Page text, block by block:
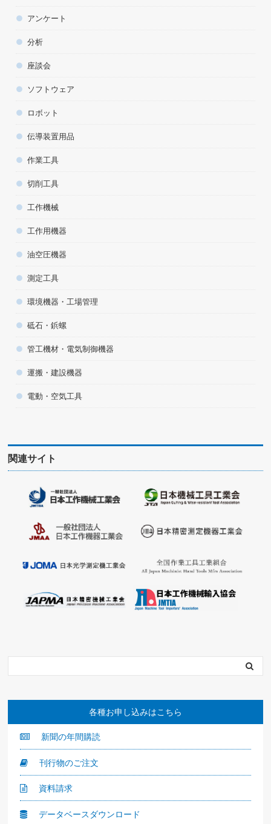
アンケート
分析
座談会
ソフトウェア
ロボット
伝導装置用品
作業工具
切削工具
工作機械
工作用機器
油空圧機器
測定工具
環境機器・工場管理
砥石・鋲螺
管工機材・電気制御機器
運搬・建設機器
電動・空気工具
関連サイト
各種お申し込みはこちら
新聞の年間購読
刊行物のご注文
資料請求
データベースダウンロード